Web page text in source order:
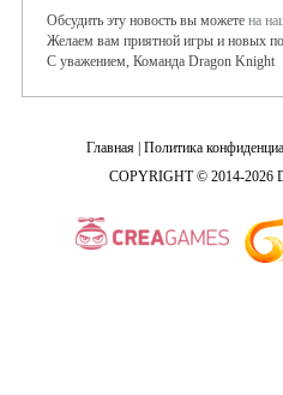
Обсудить эту новость вы можете на
Желаем вам приятной игры и новых
С уважением, Команда Dragon Knight
Главная Политика
COPYRIGHT © 2014-2026